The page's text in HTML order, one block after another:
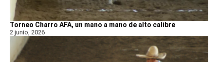
Torneo Charro AFA, un mano a mano de alto calibre
2 junio, 2026